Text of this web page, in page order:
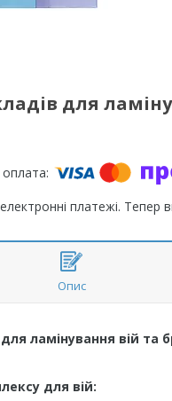
для
електронні платежі.
Опис
ламінування вій та
для вій: